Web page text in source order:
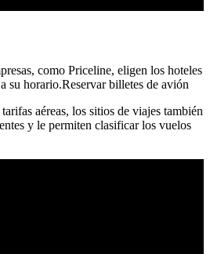
como Priceline, eligen los hoteles
su horario.Reservar billetes de avión
aéreas, los sitios de viajes también
y le permiten clasificar los vuelos